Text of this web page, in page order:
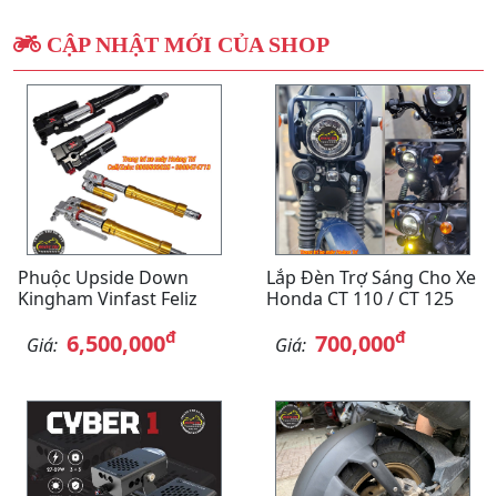
CẬP NHẬT MỚI CỦA SHOP
Phuộc Upside Down
Kingham Vinfast Feliz
Giá: 6,500,000đ
Lắp Đèn Trợ Sáng Cho Xe
Honda CT 110 / CT 125
Giá: 700,000đ